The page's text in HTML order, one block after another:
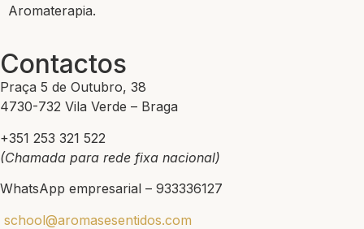
Aromaterapia.
Contactos
Praça 5 de Outubro, 38
4730-732 Vila Verde – Braga
+351 253 321 522
(Chamada para rede fixa nacional)
WhatsApp empresarial – 933336127
school@aromasesentidos.com